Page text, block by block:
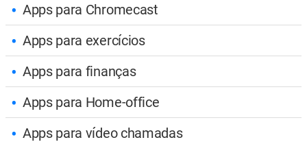
Apps para Chromecast
Apps para exercícios
Apps para finanças
Apps para Home-office
Apps para vídeo chamadas